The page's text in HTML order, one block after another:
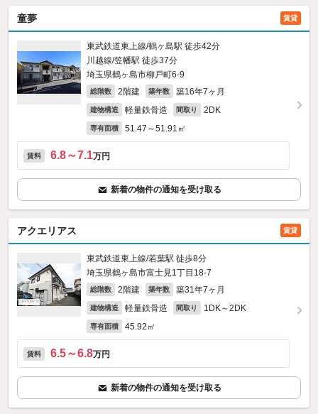
童夢 賃貸
東武鉄道東上線/鶴ヶ島駅 徒歩42分
川越線/笠幡駅 徒歩37分
埼玉県鶴ヶ島市柳戸町6-9
総階数 2階建 築年数 築16年7ヶ月
建物構造 軽量鉄骨造 間取り 2DK
専有面積 51.47～51.91㎡
賃料 6.8～7.1万円
新着の物件の通知を受け取る
アクエリアス 賃貸
東武鉄道東上線/若葉駅 徒歩8分
埼玉県鶴ヶ島市富士見1丁目18-7
総階数 2階建 築年数 築31年7ヶ月
建物構造 軽量鉄骨造 間取り 1DK～2DK
専有面積 45.92㎡
賃料 6.5～6.8万円
新着の物件の通知を受け取る